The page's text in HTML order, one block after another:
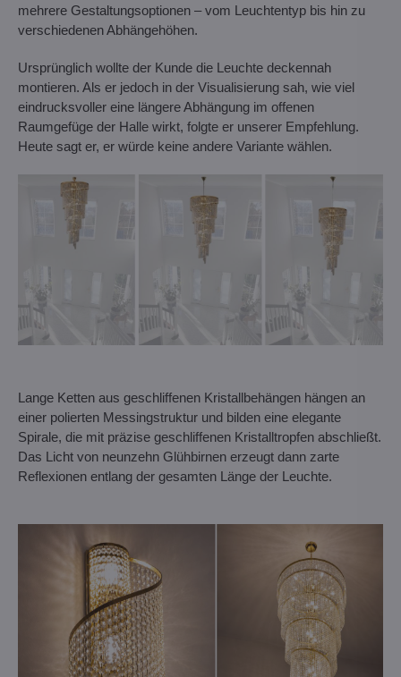
mehrere Gestaltungsoptionen – vom Leuchtentyp bis hin zu
verschiedenen Abhängehöhen.
Ursprünglich wollte der Kunde die Leuchte deckennah
montieren. Als er jedoch in der Visualisierung sah, wie viel
eindrucksvoller eine längere Abhängung im offenen
Raumgefüge der Halle wirkt, folgte er unserer Empfehlung.
Heute sagt er, er würde keine andere Variante wählen.
Lange Ketten aus geschliffenen Kristallbehängen hängen an
einer polierten Messingstruktur und bilden eine elegante
Spirale, die mit präzise geschliffenen Kristalltropfen abschließt.
Das Licht von neunzehn Glühbirnen erzeugt dann zarte
Reflexionen entlang der gesamten Länge der Leuchte.